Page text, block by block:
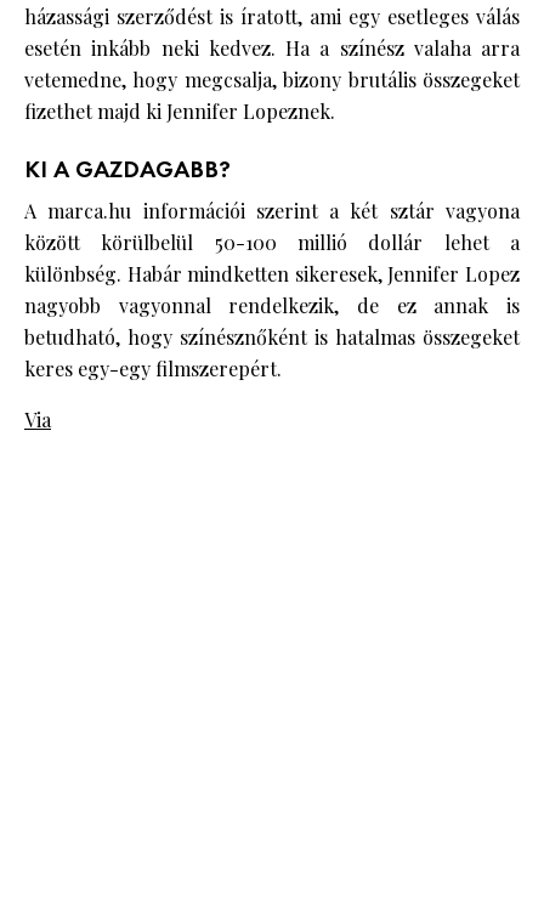
házassági szerződést is íratott, ami egy esetleges válás
esetén inkább neki kedvez. Ha a színész valaha arra
vetemedne, hogy megcsalja, bizony brutális összegeket
fizethet majd ki Jennifer Lopeznek.
KI A GAZDAGABB?
A marca.hu információi szerint a két sztár vagyona
között körülbelül 50-100 millió dollár lehet a
különbség. Habár mindketten sikeresek, Jennifer Lopez
nagyobb vagyonnal rendelkezik, de ez annak is
betudható, hogy színésznőként is hatalmas összegeket
keres egy-egy filmszerepért.
Via